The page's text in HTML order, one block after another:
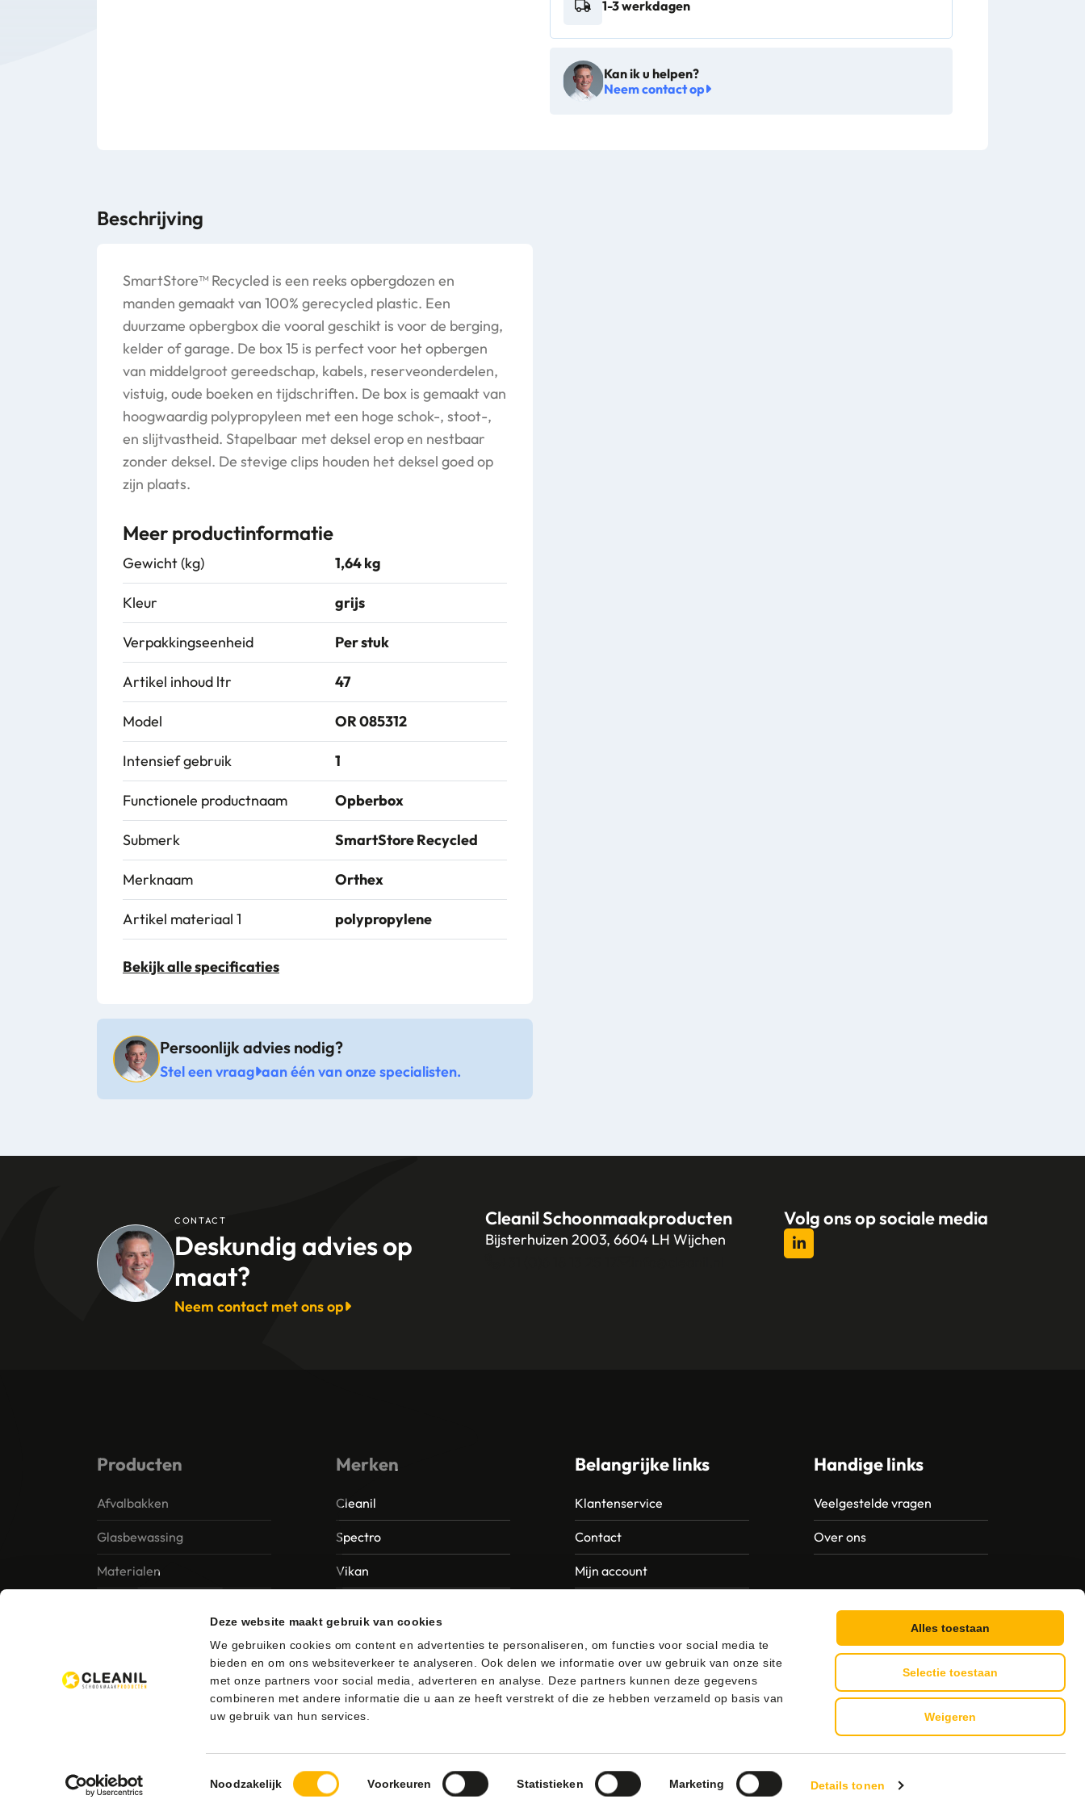
Deze website maakt gebruik van cookies
We gebruiken cookies om content en advertenties te personaliseren, om functies voor social media te
bieden en om ons websiteverkeer te analyseren. Ook delen we informatie over uw gebruik van onze site
met onze partners voor social media, adverteren en analyse. Deze partners kunnen deze gegevens
combineren met andere informatie die u aan ze heeft verstrekt of die ze hebben verzameld op basis van
uw gebruik van hun services.
Toestemmingsselectie
Noodzakelijk Voorkeuren Statistieken Marketing Details tonen
Alles toestaan
Selectie toestaan
Weigeren
liter
OR
085312
1-3 werkdagen
Kan ik u helpen?
Neem contact op
Beschrijving
SmartStore™ Recycled is een reeks opbergdozen en
manden gemaakt van 100% gerecycled plastic. Een
duurzame opbergbox die vooral geschikt is voor de berging,
kelder of garage. De box 15 is perfect voor het opbergen
van middelgroot gereedschap, kabels, reserveonderdelen,
vistuig, oude boeken en tijdschriften. De box is gemaakt van
hoogwaardig polypropyleen met een hoge schok-, stoot-,
en slijtvastheid. Stapelbaar met deksel erop en nestbaar
zonder deksel. De stevige clips houden het deksel goed op
zijn plaats.
Meer productinformatie
Gewicht (kg) 1,64 kg
Kleur grijs
Verpakkingseenheid Per stuk
Artikel inhoud ltr 47
Model OR 085312
Intensief gebruik 1
Functionele productnaam Opberbox
Submerk SmartStore Recycled
Merknaam Orthex
Artikel materiaal 1 polypropylene
Artikel hoogte mm
Artikel lengte mm 590
Alternatieve productcode OR 085312
Bekijk alle specificaties
Persoonlijk advies nodig?
Stel een vraag aan één van onze specialisten.
CONTACT
Deskundig advies op
maat?
Neem contact met ons op
Cleanil Schoonmaakproducten
Bijsterhuizen 2003, 6604 LH Wijchen
Volg ons op sociale media
Producten
Afvalbakken
Glasbewassing
Materialen
Merken
Cleanil
Spectro
Vikan
Unger
Belangrijke links
Klantenservice
Contact
Mijn account
Handige links
Veelgestelde vragen
Over ons
© 2026 Cleanil SchoonmaakproductenBezorgen en afhalenAlgemene voorwaardenPrivacybeleid